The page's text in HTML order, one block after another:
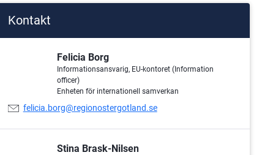
Kontakt
Felicia Borg
Informationsansvarig, EU-kontoret (Information
officer)
Enheten för internationell samverkan
E-
felicia.borg@regionostergotland.se
Stina Brask-Nilsen